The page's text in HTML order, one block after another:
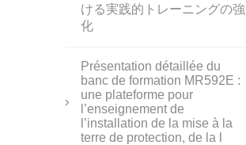
ける実践的トレーニングの強
化
Présentation détaillée du
banc de formation MR592E :
une plateforme pour
l’enseignement de
l’installation de la mise à la
terre de protection, de la l